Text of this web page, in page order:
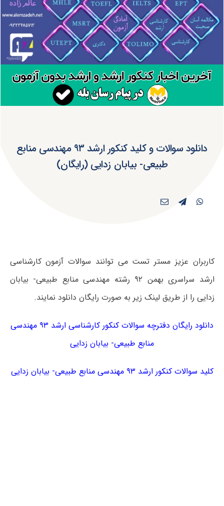
دانلود سوالات و کلید کنکور ارشد ۹۳ مهندسی منابع
طبیعی- بیابان زدایی (رایگان)
کاربران عزیز مستر تست می توانند سوالات آزمون کارشناسی
ارشد سراسری بهمن ۹۲ رشته مهندسی منابع طبیعی- بیابان
زدایی را از طریق لینک زیر به صورت رایگان دانلود نمایند.
دانلود رایگان دفترچه سوالات کنکور کارشناسی ارشد ۹۳ مهندسی
منابع طبیعی- بیابان زدایی
کلید سوالات کنکور ارشد ۹۳ مهندسی منابع طبیعی- بیابان زدایی